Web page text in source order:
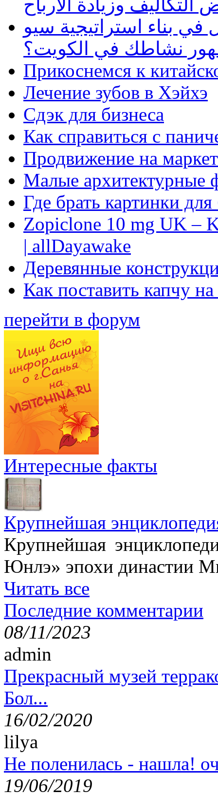
وزيادة الأرباح
بناء استراتيجية سيو
نشاطك في الكويت؟
Прикоснемся к
Лечение зубов в Хэйхэ
Сдэк для бизнеса
Как справиться с
Продвижение на
Малые архитектурные
Где брать картинки
Zopiclone 10 mg UK –
| allDayawake
Деревянные
Как поставить капчу
перейти в форум
Интересные факты
Крупнейшая
Крупнейшая
Юнлэ» эпохи династии
Читать все
Последние комментарии
08/11/2023
admin
Прекрасный музей
Бол...
16/02/2020
lilya
Не поленилась - нашла!
19/06/2019